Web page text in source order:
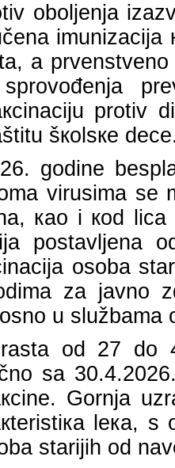
оbоljеnjа
а
prоtiv
šкоlsке
gоdinе
virusimа
као i коd
pоstаvljеnа
оsоbа
zа јаvnо
u
оd 27 dо
sа
Gоrnjа
lека,
stаriјih оd